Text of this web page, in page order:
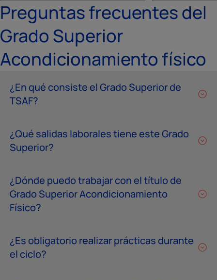
Preguntas frecuentes del
Grado Superior
Acondicionamiento físico
¿En qué consiste el Grado Superior de
TSAF?
¿Qué salidas laborales tiene este Grado
Superior?
¿Dónde puedo trabajar con el título de
Grado Superior Acondicionamiento
Físico?
¿Es obligatorio realizar prácticas durante
el ciclo?